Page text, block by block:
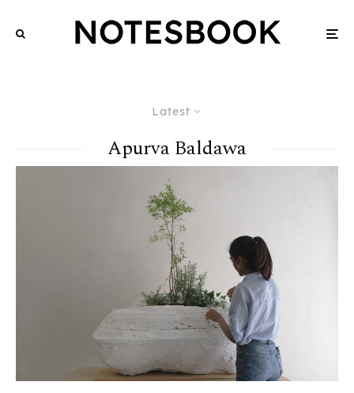
Latest
Apurva Baldawa